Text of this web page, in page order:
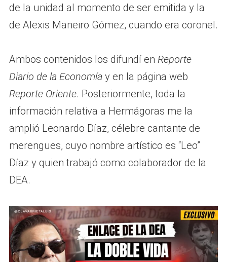
de la unidad al momento de ser emitida y la
de Alexis Maneiro Gómez, cuando era coronel.
Ambos contenidos los difundí en Reporte
Diario de la Economía y en la página web
Reporte Oriente. Posteriormente, toda la
información relativa a Hermágoras me la
amplió Leonardo Díaz, célebre cantante de
merengues, cuyo nombre artístico es “Leo”
Díaz y quien trabajó como colaborador de la
DEA.